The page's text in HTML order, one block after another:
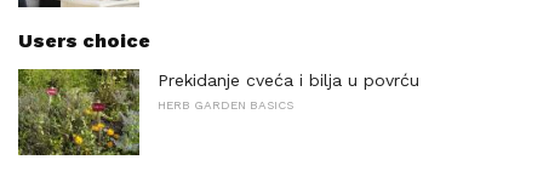
Users choice
Prekidanje cveća i bilja u povrću
HERB GARDEN BASICS